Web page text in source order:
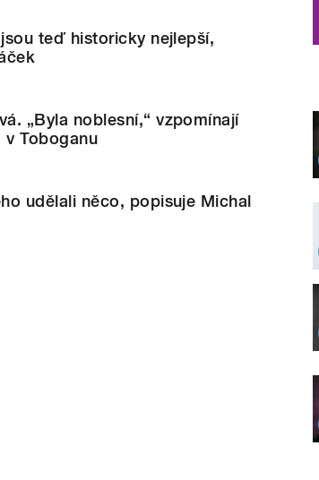
teď historicky nejlepší,
„Byla noblesní,“ vzpomínají
v Toboganu
udělali něco, popisuje Michal